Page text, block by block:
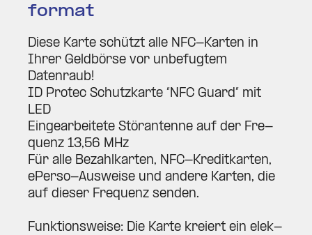
format
Diese Karte schützt alle NFC-Karten in
Ihrer Geld­börse vor unbe­fugtem
Datenraub!
ID Protec Schutz­karte “NFC Guard” mit
LED
Ein­ge­ar­beitete Stör­an­tenne auf der Fre­
quenz 13,56 MHz
Für alle Bezahl­karten, NFC-Kre­dit­karten,
ePerso-Aus­weise und andere Karten, die
auf dieser Fre­quenz senden.
Funk­ti­ons­weise: Die Karte kreiert ein elek­